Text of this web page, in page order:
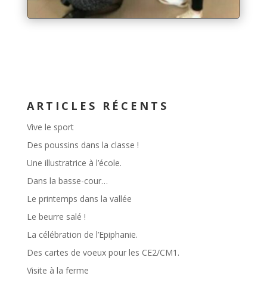
ARTICLES RÉCENTS
Vive le sport
Des poussins dans la classe !
Une illustratrice à l’école.
Dans la basse-cour…
Le printemps dans la vallée
Le beurre salé !
La célébration de l’Epiphanie.
Des cartes de voeux pour les CE2/CM1.
Visite à la ferme